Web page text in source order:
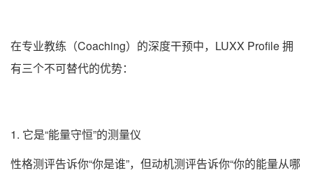
在专业教练（Coaching）的深度干预中，LUXX Profile 拥
有三个不可替代的优势：
1. 它是“能量守恒”的测量仪
性格测评告诉你“你是谁”，但动机测评告诉你“你的能量从哪